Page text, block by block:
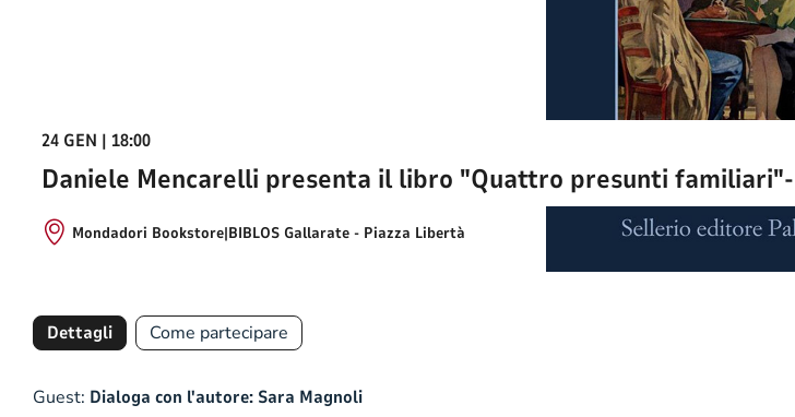
24 GEN | 18:00
Daniele Mencarelli presenta il libro "Quattro presunti
Mondadori Bookstore|BIBLOS Gallarate - Piazza Libertà
Dettagli Come partecipare
Guest: Dialoga con l'autore: Sara Magnoli